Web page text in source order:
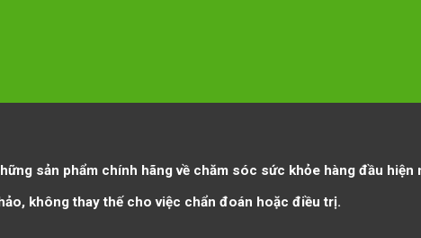
sản phẩm chính hãng về chăm sóc sức khỏe hàng đầu hiện
không thay thế cho việc chẩn đoán hoặc điều trị.